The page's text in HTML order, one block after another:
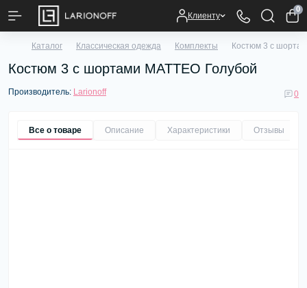
Клиенту
0
Каталог Классическая одежда Комплекты Костюм 3 с
Костюм 3 с шортами MATTEO Голубой
Производитель: Larionoff 0
Все о товаре Описание Характеристики Отзывы